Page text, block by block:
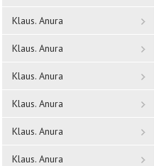
Klaus. Anura
Klaus. Anura
Klaus. Anura
Klaus. Anura
Klaus. Anura
Klaus. Anura